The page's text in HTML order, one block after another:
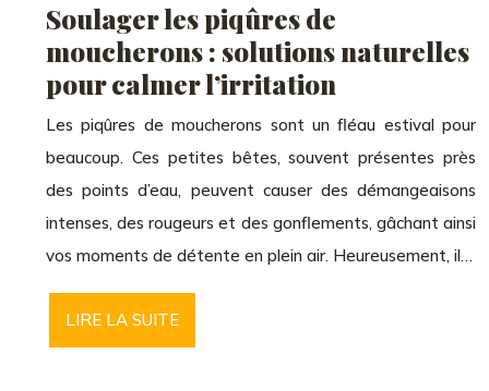
Soulager les piqûres de
moucherons : solutions naturelles
pour calmer l’irritation
Les piqûres de moucherons sont un fléau estival pour
beaucoup. Ces petites bêtes, souvent présentes près
des points d’eau, peuvent causer des démangeaisons
intenses, des rougeurs et des gonflements, gâchant ainsi
vos moments de détente en plein air. Heureusement, il…
LIRE LA SUITE